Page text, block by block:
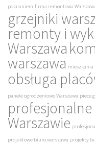
poznaniem firma remontowa
grzejniki
remonty i
Warszawa
warszawa
obsługa
panele ogrodzeniowe Warszawa piece
Warszawie
projektowe biuro warszawa projekty